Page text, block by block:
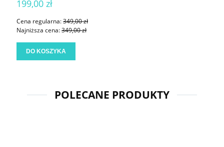
199,00 zł
Cena regularna:349,00 zł
Najniższa cena:349,00 zł
DO KOSZYKA
POLECANE PRODUKTY